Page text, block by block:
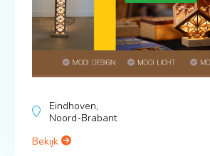
Eindhoven,
Noord-Brabant
Bekijk